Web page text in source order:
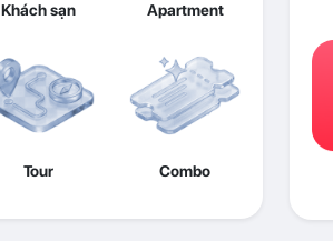
Khách sạn Apartment
Tour Combo